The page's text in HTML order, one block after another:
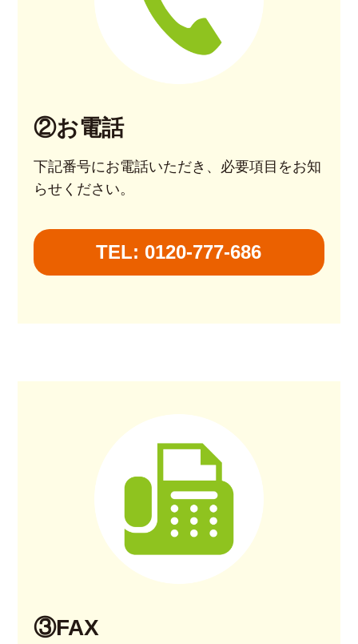
②お電話
下記番号にお電話いただき、必要項目をお知
らせください。
TEL: 0120-777-686
③FAX